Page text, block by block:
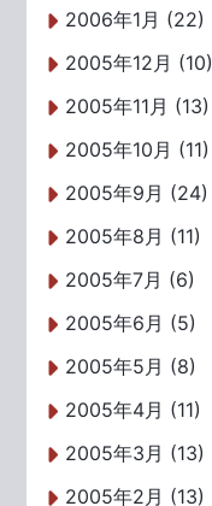
2006年1月 (22)
2005年12月 (10)
2005年11月 (13)
2005年10月 (11)
2005年9月 (24)
2005年8月 (11)
2005年7月 (6)
2005年6月 (5)
2005年5月 (8)
2005年4月 (11)
2005年3月 (13)
2005年2月 (13)